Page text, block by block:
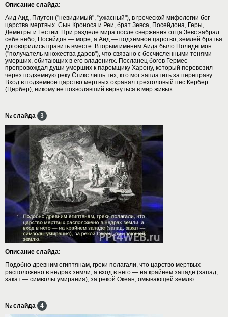
Описание слайда:
Аид Аид, Плутон ("невидимый", "ужасный"), в греческой мифологии бог
царства мертвых. Сын Кроноса и Реи, брат Зевса, Посейдона, Геры,
Деметры и Гестии. При разделе мира после свержения отца Зевс забрал
себе небо, Посейдон — море, а Аид — подземное царство; землей братья
договорились править вместе. Вторым именем Аида было Полидегмон
("получатель множества даров"), что связано с бесчисленными тенями
умерших, обитающих в его владениях. Посланец богов Гермес
препровождал души умерших к паромщику Харону, который перевозил
через подземную реку Стикс лишь тех, кто мог заплатить за переправу.
Вход в подземное царство мертвых охранял трехголовый пес Кербер
(Цербер), никому не позволявший вернуться в мир живых
№ слайда 3
Описание слайда:
Подобно древним египтянам, греки полагали, что царство мертвых
расположено в недрах земли, а вход в него — на крайнем западе (запад,
закат — символы умирания), за рекой Океан, омывающей землю.
№ слайда 4